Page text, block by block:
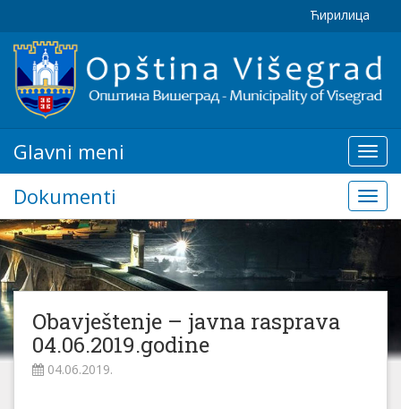
Ћирилица
Glavni
meni
Glavni meni
Dokumenti
Obavještenje – javna rasprava
04.06.2019.godine
04.06.2019.